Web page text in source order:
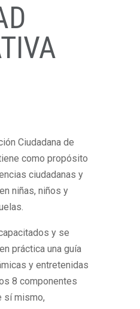
Ciudadana de
como propósito
ciudadanas y
niñas, niños y
y se
práctica una guía
y entretenidas
8 componentes
sí mismo,